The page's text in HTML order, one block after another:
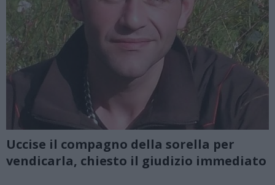
Uccise il compagno della sorella per
vendicarla, chiesto il giudizio immediato